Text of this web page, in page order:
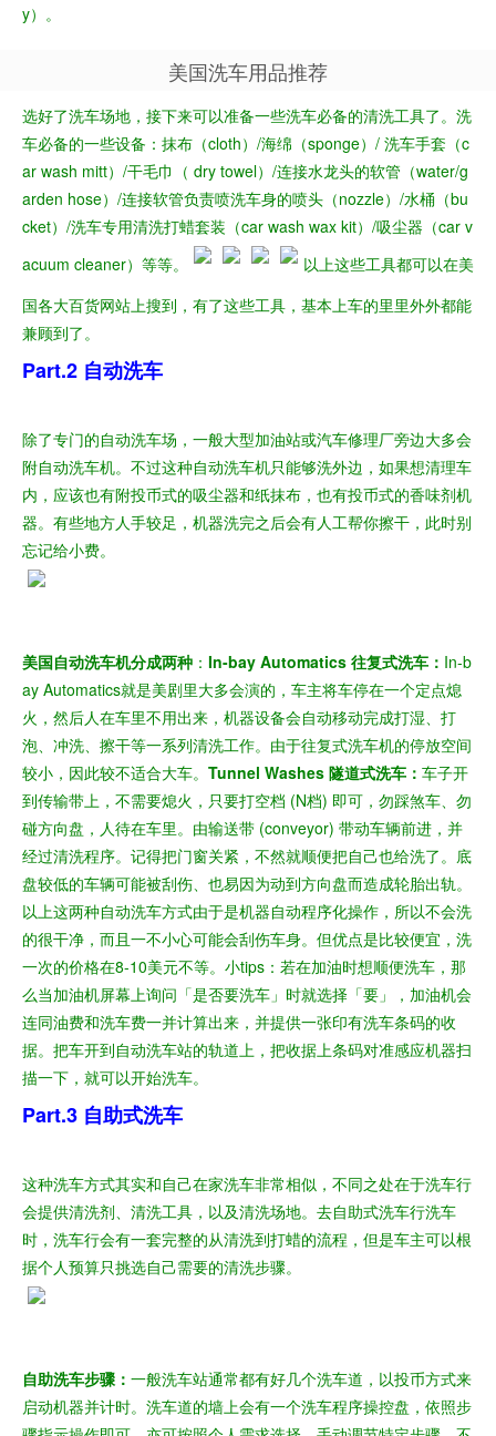
y）。
美国洗车用品推荐
选好了洗车场地，接下来可以准备一些洗车必备的清洗工具了。 洗
车必备的一些设备：抹布（cloth）/海绵（sponge）/ 洗车手套（c
ar wash mitt）/干毛巾（ dry towel）/连接水龙头的软管（water/g
arden hose）/连接软管负责喷洗车身的喷头（nozzle）/水桶（bu
cket）/洗车专用清洗打蜡套装（car wash wax kit）/吸尘器（car v
acuum cleaner）等等。
以上这些工具都可以在美
国各大百货网站上搜到，有了这些工具，基本上车的里里外外都能
兼顾到了。
Part.2 自动洗车
除了专门的自动洗车场，一般大型加油站或汽车修理厂旁边大多会
附自动洗车机。不过这种自动洗车机只能够洗外边，如果想清理车
内，应该也有附投币式的吸尘器和纸抹布，也有投币式的香味剂机
器。有些地方人手较足，机器洗完之后会有人工帮你擦干，此时别
忘记给小费。
美国自动洗车机分成两种 ： In-bay Automatics 往复式洗车： In-b
ay Automatics就是美剧里大多会演的，车主将车停在一个定点熄
火，然后人在车里不用出来，机器设备会自动移动完成打湿、打
泡、冲洗、擦干等一系列清洗工作。由于往复式洗车机的停放空间
较小，因此较不适合大车。 Tunnel Washes 隧道式洗车： 车子开
到传输带上，不需要熄火，只要打空档 (N档) 即可，勿踩煞车、勿
碰方向盘，人待在车里。由输送带 (conveyor) 带动车辆前进，并
经过清洗程序。记得把门窗关紧，不然就顺便把自己也给洗了。底
盘较低的车辆可能被刮伤、也易因为动到方向盘而造成轮胎出轨。
以上这两种自动洗车方式由于是机器自动程序化操作，所以不会洗
的很干净，而且一不小心可能会刮伤车身。但优点是比较便宜，洗
一次的价格在8-10美元不等。 小tips：若在加油时想顺便洗车，那
么当加油机屏幕上询问「是否要洗车」时就选择「要」，加油机会
连同油费和洗车费一并计算出来，并提供一张印有洗车条码的收
据。把车开到自动洗车站的轨道上，把收据上条码对准感应机器扫
描一下，就可以开始洗车。
Part.3 自助式洗车
这种洗车方式其实和自己在家洗车非常相似，不同之处在于洗车行
会提供清洗剂、清洗工具，以及清洗场地。去自助式洗车行洗车
时，洗车行会有一套完整的从清洗到打蜡的流程，但是车主可以根
据个人预算只挑选自己需要的清洗步骤。
自助洗车步骤： 一般洗车站通常都有好几个洗车道，以投币方式来
启动机器并计时。洗车道的墙上会有一个洗车程序操控盘，依照步